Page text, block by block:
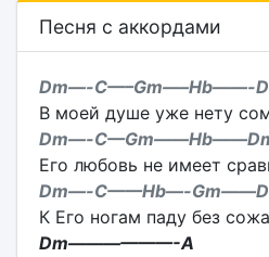
Песня с аккордами
Dm—-C—–Gm—–Hb——-
В моей душе уже нету
Dm—-
Его любовь не имеет
Dm—-C——Hb—-
К Его ногам паду без
Dm——————-A